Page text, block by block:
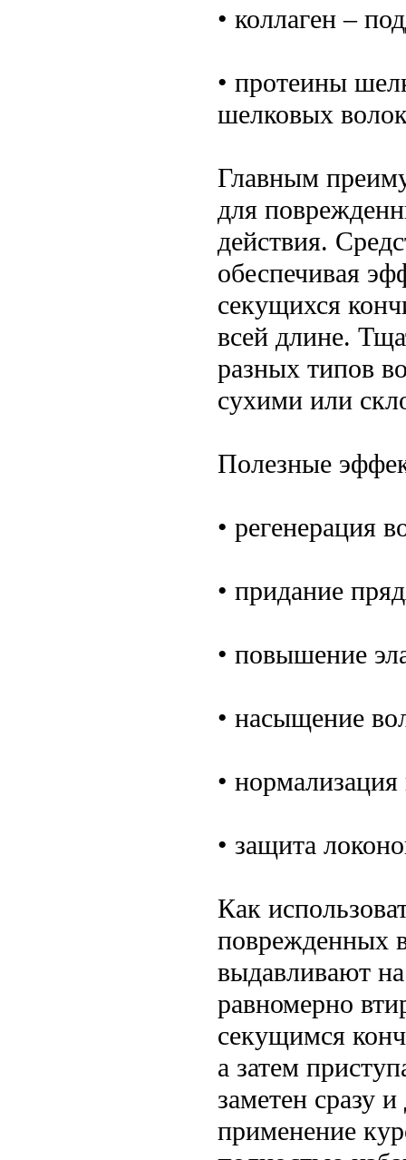
• коллаген –
• протеины
шелковых
Главным
для
действия.
обеспечивая
секущихся
всей длине.
разных типов
сухими или
Полезные
• регенерация
• придание
• повышение
• насыщение
•
• защита
Как
поврежденных
выдавливают
равномерно
секущимся
а затем
заметен сразу
применение